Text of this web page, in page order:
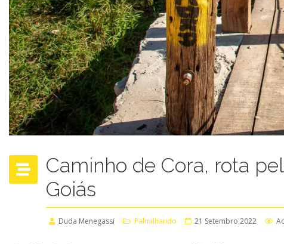
Caminho de Cora, rota
Goiás
Duda Menegassi Palmilhando 21 Setembro 2022